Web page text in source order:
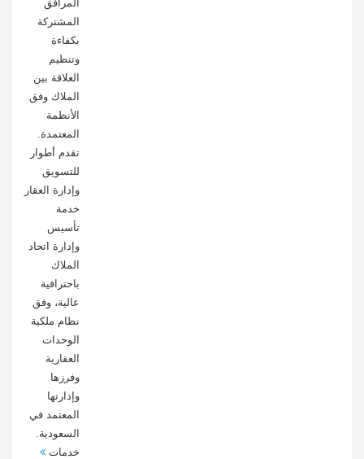
المرافق
المشتركة
بكفاءة
وتنظيم
العلاقة بين
الملاك وفق
الأنظمة
المعتمدة.
تقدم أطوار
للتسويق
وإدارة العقار
خدمة
تأسيس
وإدارة اتحاد
الملاك
باحترافية
عالية، وفق
نظام ملكية
الوحدات
العقارية
وفرزها
وإدارتها
المعتمد في
السعودية.
خدمات